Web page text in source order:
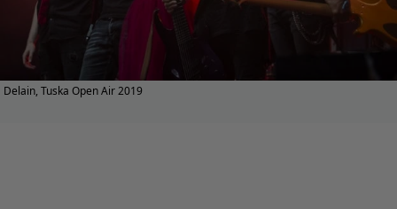
Delain, Tuska Open Air 2019